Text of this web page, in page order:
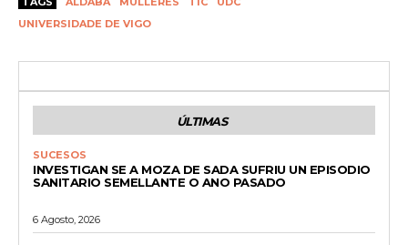
UNIVERSIDADE DE VIGO
ÚLTIMAS
SUCESOS
INVESTIGAN SE A MOZA DE SADA SUFRIU UN EPISODIO
SANITARIO SEMELLANTE O ANO PASADO
6 Agosto, 2026